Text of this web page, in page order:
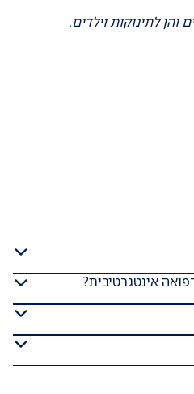
והן לתינוקות וילדים.
אינטגרטיבית?